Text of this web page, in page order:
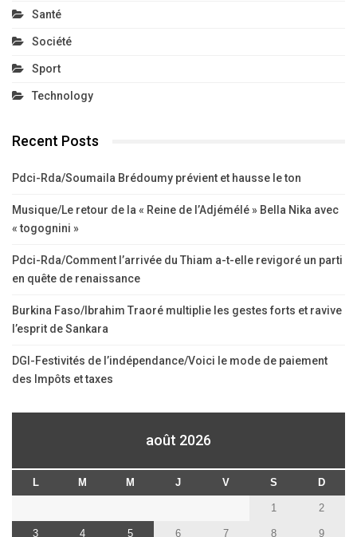
Santé
Société
Sport
Technology
Recent Posts
Pdci-Rda/Soumaila Brédoumy prévient et hausse le ton
Musique/Le retour de la « Reine de l’Adjémélé » Bella Nika avec
« togognini »
Pdci-Rda/Comment l’arrivée du Thiam a-t-elle revigoré un parti
en quête de renaissance
Burkina Faso/Ibrahim Traoré multiplie les gestes forts et ravive
l’esprit de Sankara
DGI-Festivités de l’indépendance/Voici le mode de paiement
des Impôts et taxes
août 2026
L M M J V S D
1 2
3 4 5 6 7 8 9